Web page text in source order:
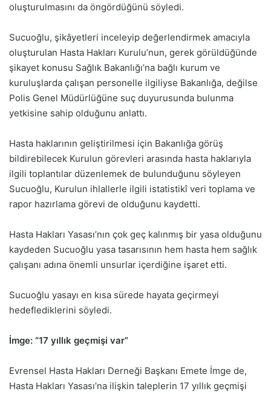
oluşturulmasını da öngördüğünü söyledi.
Sucuoğlu, şikâyetleri inceleyip değerlendirmek amacıyla
oluşturulan Hasta Hakları Kurulu’nun, gerek görüldüğünde
şikayet konusu Sağlık Bakanlığı’na bağlı kurum ve
kuruluşlarda çalışan personelle ilgiliyse Bakanlığa, değilse
Polis Genel Müdürlüğüne suç duyurusunda bulunma
yetkisine sahip olduğunu anlattı.
Hasta haklarının geliştirilmesi için Bakanlığa görüş
bildirebilecek Kurulun görevleri arasında hasta haklarıyla
ilgili toplantılar düzenlemek de bulunduğunu söyleyen
Sucuoğlu, Kurulun ihlallerle ilgili istatistikî veri toplama ve
rapor hazırlama görevi de olduğunu kaydetti.
Hasta Hakları Yasası’nın çok geç kalınmış bir yasa olduğunu
kaydeden Sucuoğlu yasa tasarısının hem hasta hem sağlık
çalışanı adına önemli unsurlar içerdiğine işaret etti.
Sucuoğlu yasayı en kısa sürede hayata geçirmeyi
hedeflediklerini söyledi.
İmge: “17 yıllık geçmişi var”
Evrensel Hasta Hakları Derneği Başkanı Emete İmge de,
Hasta Hakları Yasası’na ilişkin taleplerin 17 yıllık geçmişi